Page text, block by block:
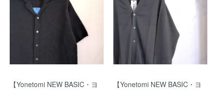
【Yonetomi NEW BASIC・ヨ
【Yonetomi NEW BASIC・ヨ